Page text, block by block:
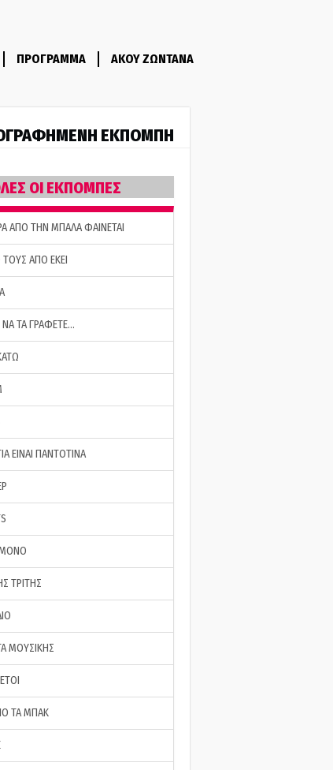
ΠΡΟΓΡΑΜΜΑ ΑΚΟΥ ΖΩΝΤΑΝΑ
ΕΚΠΟΜΠΗ
ΟΙ ΕΚΠΟΜΠΕΣ
ΑΠΟ ΤΗΝ ΜΠΑΛΑ ΦΑΙΝΕΤΑΙ
ΑΠΟ ΕΚΕΙ
ΝΑ ΤΑ ΓΡΑΦΕΤΕ…
ΕΙΝΑΙ ΠΑΝΤΟΤΙΝΑ
ΜΟΝΟ
ΤΡΙΤΗΣ
ΜΟΥΣΙΚΗΣ
ΤΑ ΜΠΑΚ